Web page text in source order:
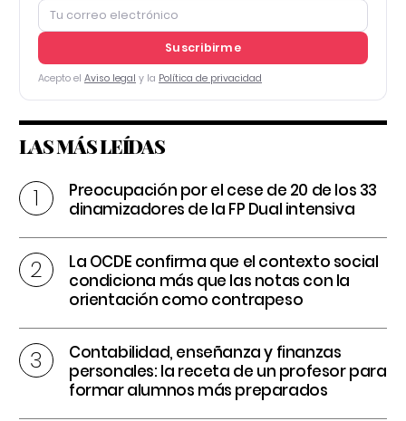
Suscribirme
Acepto el Aviso legal y la Política de privacidad
LAS MÁS LEÍDAS
Preocupación por el cese de 20 de los 33
dinamizadores de la FP Dual intensiva
La OCDE confirma que el contexto social
condiciona más que las notas con la
orientación como contrapeso
Contabilidad, enseñanza y finanzas
personales: la receta de un profesor para
formar alumnos más preparados